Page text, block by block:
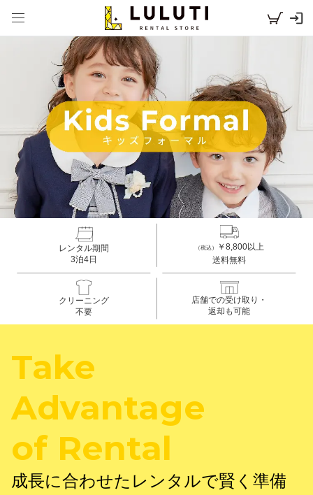
キッズフォーマル Boys
レンタル期間
3泊4日
（税込）
￥8,800以上
送料無料
クリーニング
不要
店舗での受け取り・
返却も可能
Take
Advantage
of Rental
成長に合わせたレンタルで賢く準備